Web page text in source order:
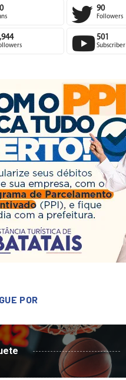
90
Followers
501
Subscriber
POR